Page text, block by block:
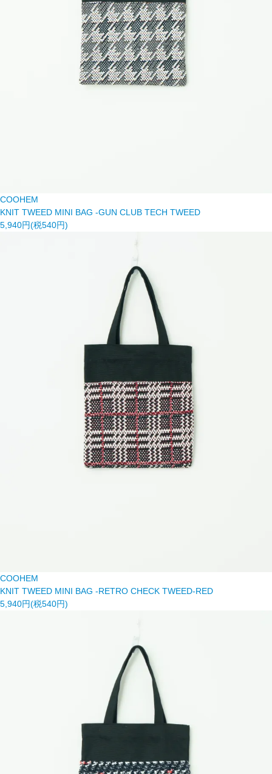
COOHEM
KNIT TWEED MINI BAG -GUN CLUB TECH TWEED
5,940円(税540円)
COOHEM
KNIT TWEED MINI BAG -RETRO CHECK TWEED-RED
5,940円(税540円)